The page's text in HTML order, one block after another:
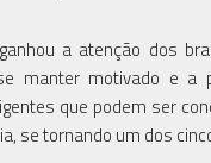
a atenção dos
manter motivado e a
que podem ser
se tornando um dos